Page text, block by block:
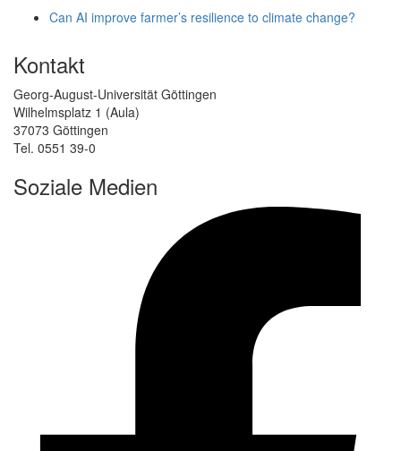
Can AI improve farmer’s resilience to climate change?
Kontakt
Georg-August-Universität Göttingen
Wilhelmsplatz 1 (Aula)
37073 Göttingen
Tel. 0551 39-0
Soziale Medien